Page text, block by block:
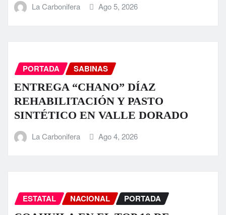
La Carbonifera Ago 5, 2026
PORTADA SABINAS
ENTREGA “CHANO” DÍAZ
REHABILITACIÓN Y PASTO
SINTÉTICO EN VALLE DORADO
La Carbonifera Ago 4, 2026
ESTATAL NACIONAL PORTADA